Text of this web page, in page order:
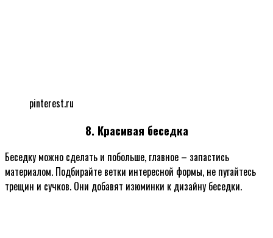
pinterest.ru
8. Красивая беседка
Беседку можно сделать и побольше, главное – запастись
материалом. Подбирайте ветки интересной формы, не пугайтесь
трещин и сучков. Они добавят изюминки к дизайну беседки.